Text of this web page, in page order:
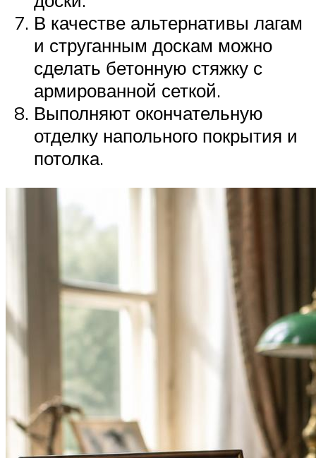
В качестве альтернативы лагам
и струганным доскам можно
сделать бетонную стяжку с
армированной сеткой.
Выполняют окончательную
отделку напольного покрытия и
потолка.